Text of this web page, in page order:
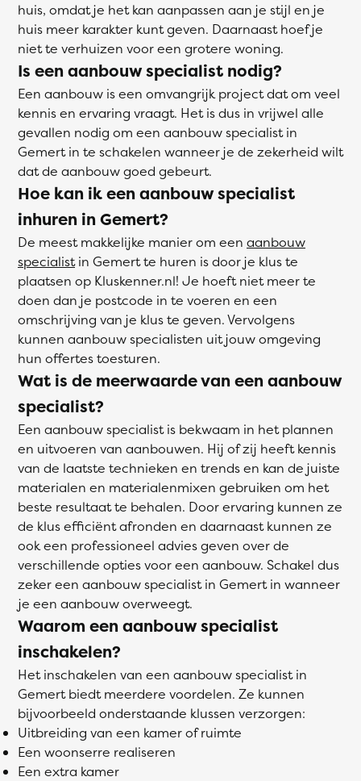
huis, omdat je het kan aanpassen aan je stijl en je
huis meer karakter kunt geven. Daarnaast hoef je
niet te verhuizen voor een grotere woning.
Is een aanbouw specialist nodig?
Een aanbouw is een omvangrijk project dat om veel
kennis en ervaring vraagt. Het is dus in vrijwel alle
gevallen nodig om een aanbouw specialist in
Gemert in te schakelen wanneer je de zekerheid wilt
dat de aanbouw goed gebeurt.
Hoe kan ik een aanbouw specialist
inhuren in Gemert?
De meest makkelijke manier om een aanbouw
specialistin Gemert te huren is door je klus te
plaatsen op Kluskenner.nl! Je hoeft niet meer te
doen dan je postcode in te voeren en een
omschrijving van je klus te geven. Vervolgens
kunnen aanbouw specialisten uit jouw omgeving
hun offertes toesturen.
Wat is de meerwaarde van een aanbouw
specialist?
Een aanbouw specialist is bekwaam in het plannen
en uitvoeren van aanbouwen. Hij of zij heeft kennis
van de laatste technieken en trends en kan de juiste
materialen en materialenmixen gebruiken om het
beste resultaat te behalen. Door ervaring kunnen ze
de klus efficiënt afronden en daarnaast kunnen ze
ook een professioneel advies geven over de
verschillende opties voor een aanbouw. Schakel dus
zeker een aanbouw specialist in Gemert in wanneer
je een aanbouw overweegt.
Waarom een aanbouw specialist
inschakelen?
Het inschakelen van een aanbouw specialist in
Gemert biedt meerdere voordelen. Ze kunnen
bijvoorbeeld onderstaande klussen verzorgen:
Uitbreiding van een kamer of ruimte
Een woonserre realiseren
Een extra kamer